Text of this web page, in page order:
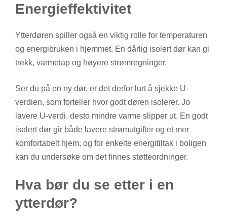
Energieffektivitet
Ytterdøren spiller også en viktig rolle for temperaturen
og energibruken i hjemmet. En dårlig isolert dør kan gi
trekk, varmetap og høyere strømregninger.
Ser du på en ny dør, er det derfor lurt å sjekke U-
verdien, som forteller hvor godt døren isolerer. Jo
lavere U-verdi, desto mindre varme slipper ut. En godt
isolert dør gir både lavere strømutgifter og et mer
komfortabelt hjem, og for enkelte energitiltak i boligen
kan du undersøke om det finnes støtteordninger.
Hva bør du se etter i en
ytterdør?